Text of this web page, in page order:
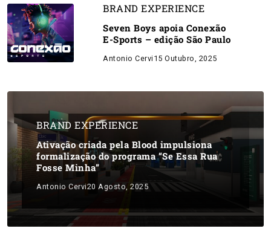
BRAND EXPERIENCE
Seven Boys apoia Conexão
E-Sports – edição São Paulo
Antonio Cervi 15 Outubro, 2025
BRAND EXPERIENCE
Ativação criada pela Blood impulsiona
formalização do programa “Se Essa Rua
Fosse Minha”
Antonio Cervi20 Agosto, 2025